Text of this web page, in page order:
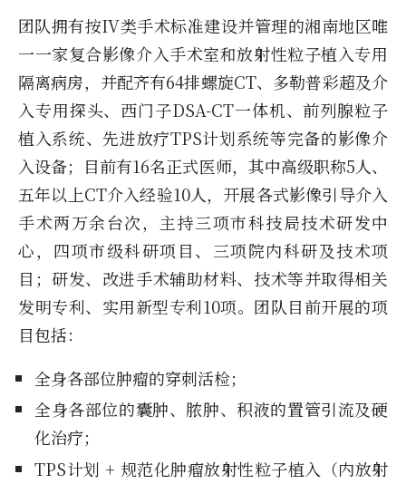
团队拥有按IV类手术标准建设并管理的湘南地区唯
一一家复合影像介入手术室和放射性粒子植入专用
隔离病房，并配齐有64排螺旋CT、多勒普彩超及介
入专用探头、西门子DSA-CT一体机、前列腺粒子
植入系统、先进放疗TPS计划系统等完备的影像介
入设备；目前有16名正式医师，其中高级职称5人、
五年以上CT介入经验10人，开展各式影像引导介入
手术两万余台次，主持三项市科技局技术研发中
心，四项市级科研项目、三项院内科研及技术项
目；研发、改进手术辅助材料、技术等并取得相关
发明专利、实用新型专利10项。团队目前开展的项
目包括：
全身各部位肿瘤的穿刺活检；
全身各部位的囊肿、脓肿、积液的置管引流及硬
化治疗；
TPS计划 + 规范化肿瘤放射性粒子植入（内放射